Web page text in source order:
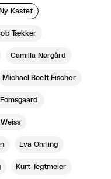
Kastet
Tækker
Camilla Nørgård
Michael Boelt Fischer
Eva Öhrling
Kurt Tegtmeier